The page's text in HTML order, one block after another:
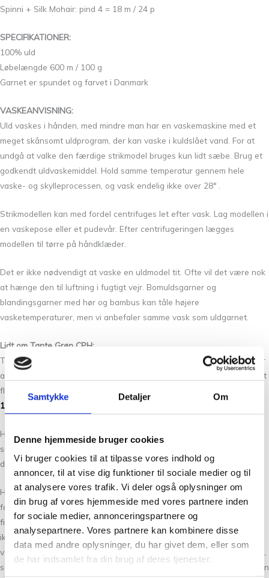
Samtykke Detaljer Om
Denne hjemmeside bruger cookies
Vi bruger cookies til at tilpasse vores indhold og
annoncer, til at vise dig funktioner til sociale medier og til
at analysere vores trafik. Vi deler også oplysninger om
din brug af vores hjemmeside med vores partnere inden
for sociale medier, annonceringspartnere og
analysepartnere. Vores partnere kan kombinere disse
data med andre oplysninger, du har givet dem, eller som
de har indsamlet fra din brug af deres tjenester.
Spinni + Silk Mohair: pind 4 = 18 m / 24 p
SPECIFIKATIONER:
100% uld
Løbelængde 600 m / 100 g
Garnet er spundet og farvet i Danmark
VASKEANVISNING:
Uld vaskes i hånden, med mindre man har en vaskemaskine med et
meget skånsomt uldprogram, der kan vaske i kuldslået vand. For at
undgå at valke den færdige strikmodel bruges kun lidt sæbe. Brug et
godkendt uldvaskemiddel. Hold samme temperatur gennem hele
vaske- og skylleprocessen, og vask endelig ikke over 28° .
Strikmodellen kan med fordel centrifuges let efter vask. Lag modellen i
en vaskepose eller et pudevår. Efter centrifugeringen lægges
modellen til tørre på håndklæder.
Det er ikke nødvendigt at vaske en uldmodel tit. Ofte vil det være nok
at hænge den til luftning i fugtigt vejr. Bomuldsgarner og
blandingsgarner med hør og bambus kan tåle højere
vasketemperaturer, men vi anbefaler samme vask som uldgarnet.
Lidt om Tante Grøn CPH:
Tante Grøn CPH udvider løbende garn sortimentet med nye versioner
af vores garner, samt nye spændende produkter. Vi føre blandt andet
flere af Isagers garner såsom,
1 og mange flere.
Hvis du ikke fandt den rigtige garn kvalitet har vi altid flere
substitutter at vælge imellem. Det kan være svært at vælge netop
den rigtige farve, så tag dig god tid og spørg os endelig til råds.
Hos Tante Grøn CPH har vi et stort udvalg af garner i mange skønne
farver. Så hvis du vil have syn for sagen og mærke garnet mellem
fingrene, så kom forbi vores butik på Christian Winthers Vej. Hvis du
ikke fandt den rigtige garn kvalitet har vi altid flere substituter at
vælge i mellem. Det kan være svært at vælge netop den rigtige farve,
så tag dig god tid og spørg os endelig til råds. Vi stræber altid efter en